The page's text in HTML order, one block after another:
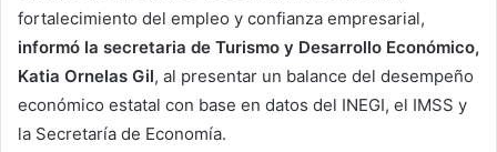
fortalecimiento del empleo y confianza empresarial,
informó la secretaria de Turismo y Desarrollo Económico,
Katia Ornelas Gil, al presentar un balance del desempeño
económico estatal con base en datos del INEGI, el IMSS y
la Secretaría de Economía.